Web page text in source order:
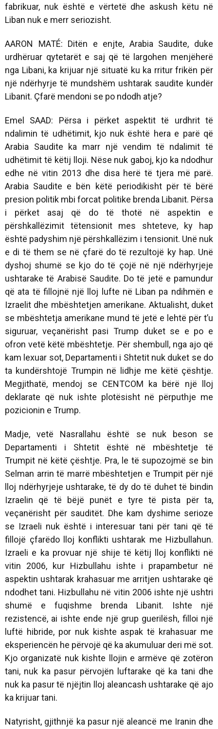
fabrikuar, nuk është e vërtetë dhe askush këtu në
Liban nuk e merr seriozisht.
AARON MATÉ: Ditën e enjte, Arabia Saudite, duke
urdhëruar qytetarët e saj që të largohen menjëherë
nga Libani, ka krijuar një situatë ku ka rritur frikën për
një ndërhyrje të mundshëm ushtarak saudite kundër
Libanit. Çfarë mendoni se po ndodh atje?
Emel SAAD: Përsa i përket aspektit të urdhrit të
ndalimin të udhëtimit, kjo nuk është hera e parë që
Arabia Saudite ka marr një vendim të ndalimit të
udhëtimit të këtij lloji. Nëse nuk gaboj, kjo ka ndodhur
edhe në vitin 2013 dhe disa herë të tjera më parë.
Arabia Saudite e bën këtë periodikisht për të bërë
presion politik mbi forcat politike brenda Libanit. Përsa
i përket asaj që do të thotë në aspektin e
përshkallëzimit tëtensionit mes shteteve, ky hap
është padyshim një përshkallëzim i tensionit. Unë nuk
e di të them se në çfarë do të rezultojë ky hap. Unë
dyshoj shumë se kjo do të çojë në një ndërhyrjeje
ushtarake të Arabisë Saudite. Do të jetë e pamundur
që ata të fillojnë një lloj lufte në Liban pa ndihmën e
Izraelit dhe mbështetjen amerikane. Aktualisht, duket
se mbështetja amerikane mund të jetë e lehtë për t’u
siguruar, veçanërisht pasi Trump duket se e po e
ofron vetë këtë mbështetje. Për shembull, nga ajo që
kam lexuar sot, Departamenti i Shtetit nuk duket se do
ta kundërshtojë Trumpin në lidhje me këtë çështje.
Megjithatë, mendoj se CENTCOM ka bërë ​​një lloj
deklarate që nuk ishte plotësisht në përputhje me
pozicionin e Trump.
Madje, vetë Nasrallahu është se nuk beson se
Departamenti i Shtetit është në mbështetje të
Trumpit në këtë çështje. Pra, le të supozojmë se bin
Selman arrin të marrë mbështetjen e Trumpit për një
lloj ndërhyrjeje ushtarake, të dy do të duhet të bindin
Izraelin që të bëjë punët e tyre të pista për ta,
veçanërisht për sauditët. Dhe kam dyshime serioze
se Izraeli nuk është i interesuar tani për tani që të
fillojë çfarëdo lloj konflikti ushtarak me Hizbullahun.
Izraeli e ka provuar një shije të këtij lloj konflikti në
vitin 2006, kur Hizbullahu ishte i prapambetur në
aspektin ushtarak krahasuar me arritjen ushtarake që
ndodhet tani. Hizbullahu në vitin 2006 ishte një ushtri
shumë e fuqishme brenda Libanit. Ishte një
rezistencë, ai ishte ende një grup guerilësh, filloi një
luftë hibride, por nuk kishte aspak të krahasuar me
eksperiencën he përvojë që ka akumuluar deri më sot.
Kjo organizatë nuk kishte llojin e armëve që zotëron
tani, nuk ka pasur përvojën luftarake që ka tani dhe
nuk ka pasur të njëjtin lloj aleancash ushtarake që ajo
ka krijuar tani.
Natyrisht, gjithnjë ka pasur një aleancë me Iranin dhe